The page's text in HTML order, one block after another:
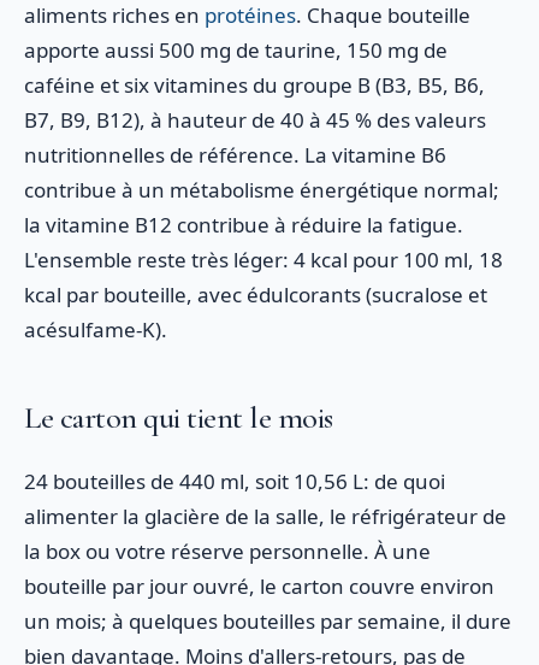
aliments riches en protéines. Chaque bouteille
apporte aussi 500 mg de taurine, 150 mg de
caféine et six vitamines du groupe B (B3, B5, B6,
B7, B9, B12), à hauteur de 40 à 45 % des valeurs
nutritionnelles de référence. La vitamine B6
contribue à un métabolisme énergétique normal;
la vitamine B12 contribue à réduire la fatigue.
L'ensemble reste très léger: 4 kcal pour 100 ml, 18
kcal par bouteille, avec édulcorants (sucralose et
acésulfame-K).
Le carton qui tient le mois
24 bouteilles de 440 ml, soit 10,56 L: de quoi
alimenter la glacière de la salle, le réfrigérateur de
la box ou votre réserve personnelle. À une
bouteille par jour ouvré, le carton couvre environ
un mois; à quelques bouteilles par semaine, il dure
bien davantage. Moins d'allers-retours, pas de